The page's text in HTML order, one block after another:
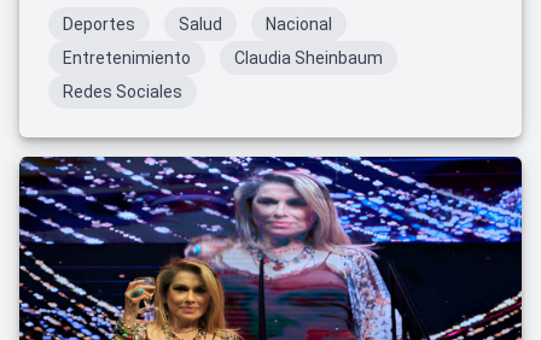
Deportes Salud
Nacional
Entretenimiento
Claudia Sheinbaum
Redes Sociales